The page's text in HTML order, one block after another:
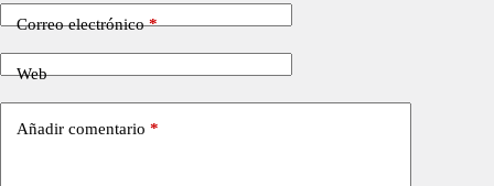
Correo electrónico*
Web
Añadir comentario *